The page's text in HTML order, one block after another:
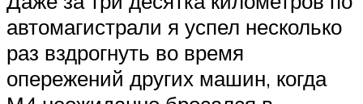
автомагистрали я успел несколько
раз вздрогнуть во время
опережений других машин, когда